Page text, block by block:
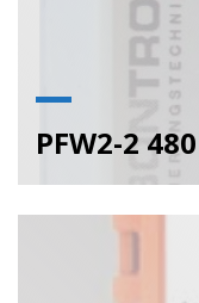
PFW2-2 480